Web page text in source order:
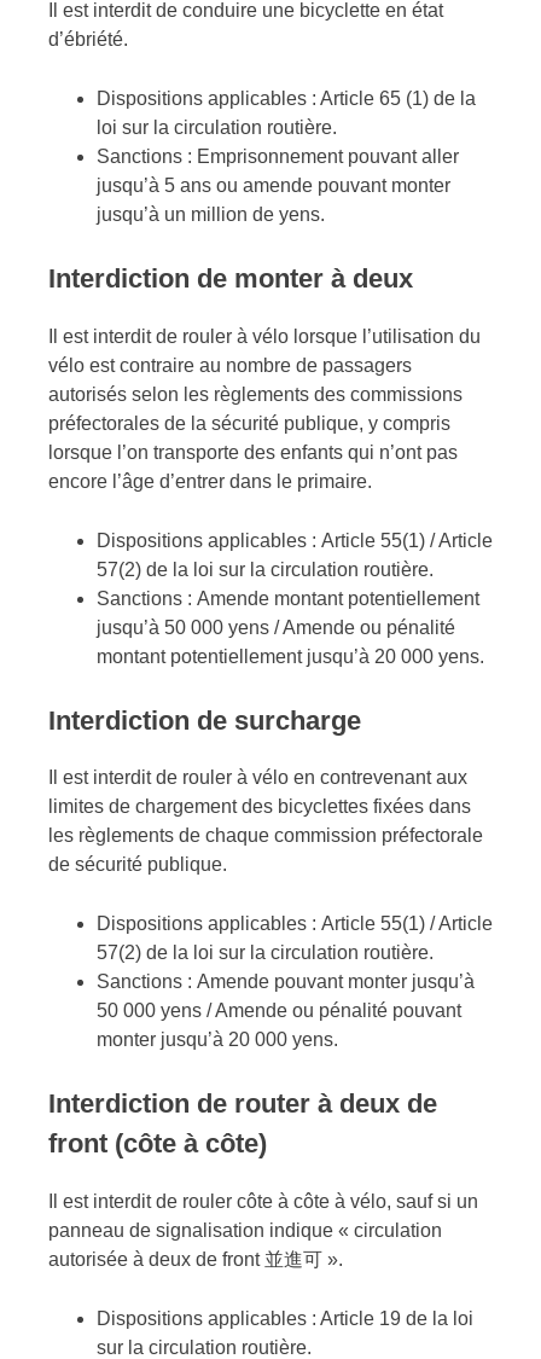
Il est interdit de conduire une bicyclette en état
d’ébriété.
Dispositions applicables : Article 65 (1) de la
loi sur la circulation routière.
Sanctions : Emprisonnement pouvant aller
jusqu’à 5 ans ou amende pouvant monter
jusqu’à un million de yens.
Interdiction de monter à deux
Il est interdit de rouler à vélo lorsque l’utilisation du
vélo est contraire au nombre de passagers
autorisés selon les règlements des commissions
préfectorales de la sécurité publique, y compris
lorsque l’on transporte des enfants qui n’ont pas
encore l’âge d’entrer dans le primaire.
Dispositions applicables : Article 55(1) / Article
57(2) de la loi sur la circulation routière.
Sanctions : Amende montant potentiellement
jusqu’à 50 000 yens / Amende ou pénalité
montant potentiellement jusqu’à 20 000 yens.
Interdiction de surcharge
Il est interdit de rouler à vélo en contrevenant aux
limites de chargement des bicyclettes fixées dans
les règlements de chaque commission préfectorale
de sécurité publique.
Dispositions applicables : Article 55(1) / Article
57(2) de la loi sur la circulation routière.
Sanctions : Amende pouvant monter jusqu’à
50 000 yens / Amende ou pénalité pouvant
monter jusqu’à 20 000 yens.
Interdiction de router à deux de
front (côte à côte)
Il est interdit de rouler côte à côte à vélo, sauf si un
panneau de signalisation indique « circulation
autorisée à deux de front 並進可 ».
Dispositions applicables : Article 19 de la loi
sur la circulation routière.